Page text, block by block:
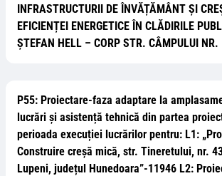
INFRASTRUCTURII DE ÎNVĂȚĂMÂNT ȘI
EFICIENȚEI ENERGETICE ÎN CLĂDIRILE
ȘTEFAN HELL – CORP STR. CÂMPULUI NR.
P55: Proiectare-faza adaptare la
lucrări și asistență tehnică din partea
perioada execuției lucrărilor pentru: L1:
Construire creșă mică, str. Tineretului, nr.
Lupeni, județul Hunedoara”-11946 L2: